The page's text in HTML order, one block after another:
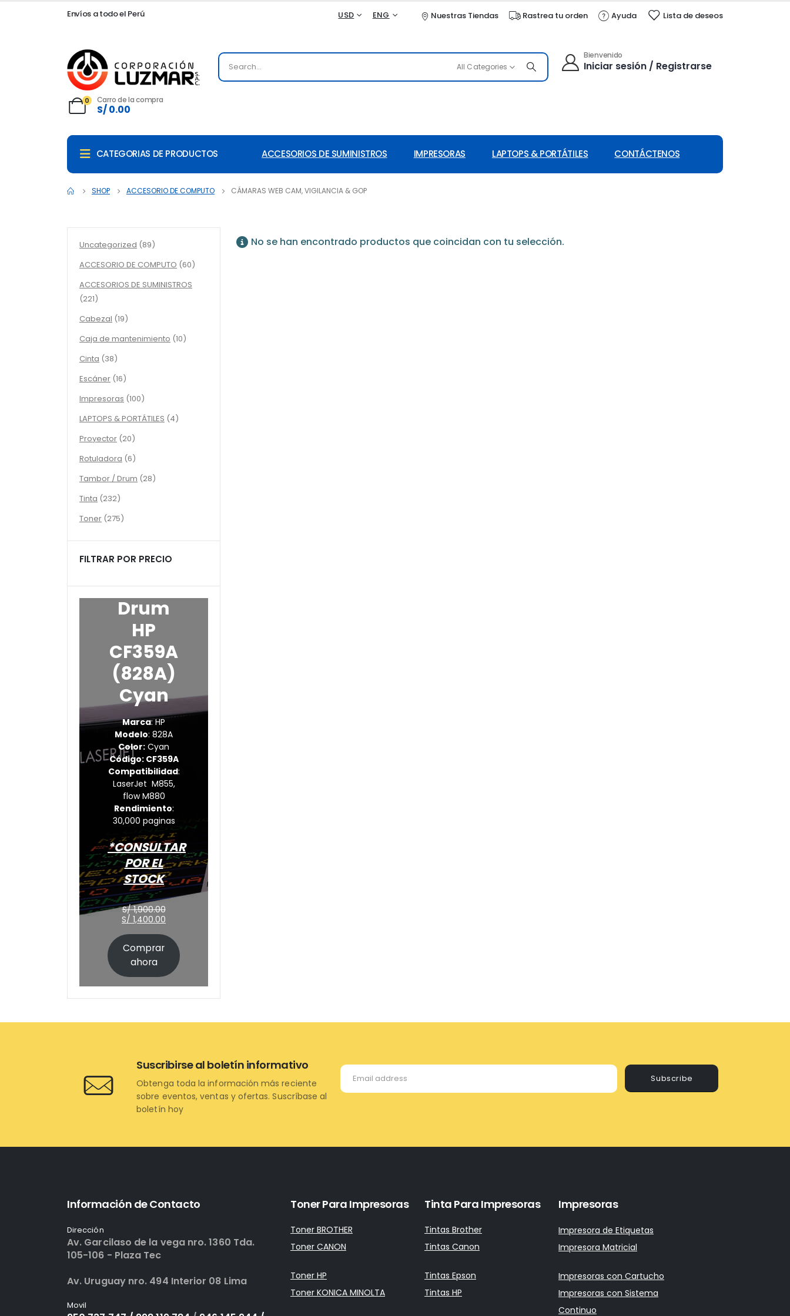
Envíos a todo el Perú USD ENG Nuestras Tiendas Rastrea tu orden Ayuda Lista de deseos
All Categories
Bienvenido
Iniciar sesión / Registrarse
0 Carro de la compra
S/0.00
CATEGORIAS DE PRODUCTOS ACCESORIOS DE SUMINISTROS IMPRESORAS LAPTOPS & PORTÁTILES CONTÁCTENOS
SHOP ACCESORIO DE COMPUTO CÁMARAS WEB CAM, VIGILANCIA & GOP
No se han encontrado productos que coincidan con tu selección.
Uncategorized 8989
productos
ACCESORIO DE COMPUTO 6060
ACCESORIOS DE SUMINISTROS
221221
productos
Cabezal 1919
Caja de mantenimiento 1010
Cinta 3838
productos
Escáner 1616
productos
Impresoras 100100
productos
LAPTOPS & PORTÁTILES 44
Proyector 2020
productos
Rotuladora 66
productos
Tambor / Drum 2828
Tinta 232232
productos
Toner 275275
FILTRAR POR PRECIO
Drum
HP
CF359A
(828A)
Cyan
Marca: HP
Modelo: 828A
Color: Cyan
Código: CF359A
Compatibilidad:
LaserJet M855,
flow M880
Rendimiento:
30,000 paginas
*CONSULTAR
POR EL
STOCK
S/1,900.00El
precio
era:
S/ 1,900.00.
S/ 1,400.00
actual
S/ 1,400.00.
Comprar
ahora
Subscribe
Suscribirse al boletín informativo
Obtenga toda la información más reciente
sobre eventos, ventas y ofertas. Suscríbase al
boletín hoy
Información de Contacto
Dirección
Av. Garcilaso de la vega nro. 1360 Tda.
105-106 - Plaza Tec
Av. Uruguay nro. 494 Interior 08 Lima
Movil
Toner Para Impresoras
Toner BROTHER
Toner CANON
Toner HP
Toner KONICA MINOLTA
Tinta Para Impresoras
Tintas Brother
Tintas Canon
Tintas Epson
Tintas HP
Impresoras
Impresora de Etiquetas
Impresora Matricial
Impresoras con Cartucho
Impresoras con Sistema
Continuo